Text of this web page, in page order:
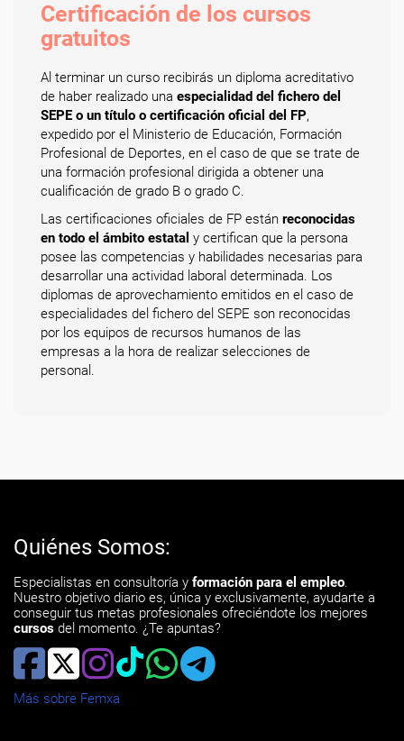
Certificación de los cursos
gratuitos
Al terminar un curso recibirás un diploma acreditativo
de haber realizado una especialidad del fichero del
SEPE o un título o certificación oficial del FP,
expedido por el Ministerio de Educación, Formación
Profesional de Deportes, en el caso de que se trate de
una formación profesional dirigida a obtener una
cualificación de grado B o grado C.
Las certificaciones oficiales de FP están reconocidas
en todo el ámbito estatal y certifican que la persona
posee las competencias y habilidades necesarias para
desarrollar una actividad laboral determinada. Los
diplomas de aprovechamiento emitidos en el caso de
especialidades del fichero del SEPE son reconocidas
por los equipos de recursos humanos de las
empresas a la hora de realizar selecciones de
personal.
Quiénes Somos:
Especialistas en consultoría y formación para el empleo.
Nuestro objetivo diario es, única y exclusivamente, ayudarte a
conseguir tus metas profesionales ofreciéndote los mejores
cursos del momento. ¿Te apuntas?
Más sobre Femxa